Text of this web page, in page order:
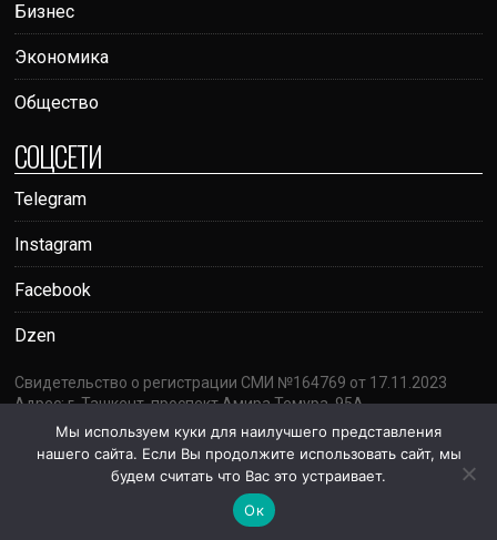
Бизнес
Экономика
Общество
СОЦСЕТИ
Telegram
Instagram
Facebook
Dzen
Свидетельство о регистрации СМИ №164769 от 17.11.2023
Адрес: г. Ташкент, проспект Амира Темура, 95А
Почта:votumrating@gmail.com
Все права защищены.
Мы используем куки для наилучшего представления
нашего сайта. Если Вы продолжите использовать сайт, мы
будем считать что Вас это устраивает.
Ок